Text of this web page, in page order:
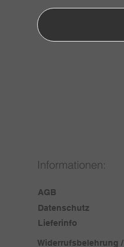
Informationen:
AGB
Datenschutz
Lieferinfo
Widerrufsbelehrung /